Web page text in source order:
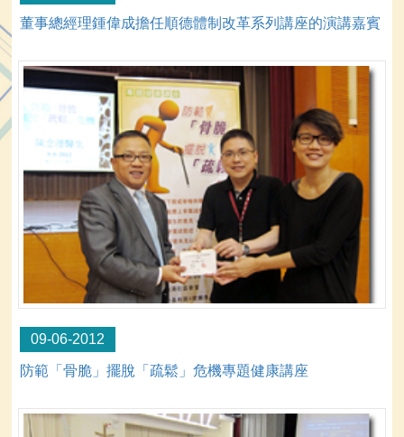
董事總經理鍾偉成擔任順德體制改革系列講座的演講嘉賓
09-06-2012
防範「骨脆」擺脫「疏鬆」危機專題健康講座